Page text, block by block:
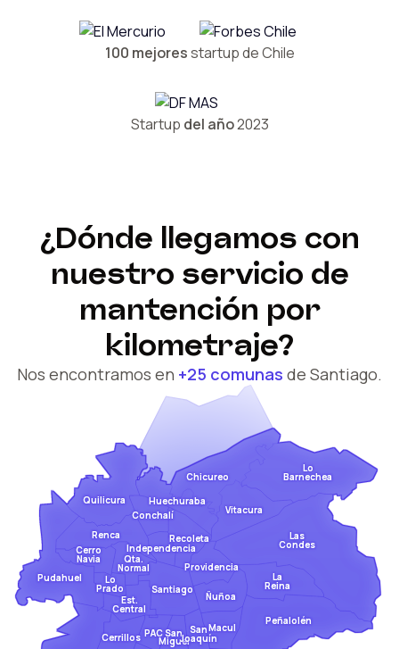
100 mejoresstartup de Chile
Startup del año2023
Chicureo
Cerrillos
Est.
Central
Pudahuel Lo
Prado
Cerro
Navia
Santiago
Renca
Qta.
Normal
Recoleta
Independencia
Quilicura
Conchalí
PACSan
Miguel
San
Joaquín
Providencia
Ñuñoa
La
Reina
Macul
Peñalolén
Las
Condes
Vitacura
Lo
Barnechea
Huechuraba
¿Dónde llegamos con
nuestro servicio de
mantención por
kilometraje?
Nos encontramos en +25 comunas de Santiago.